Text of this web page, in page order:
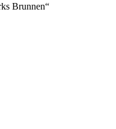
Brunnen“